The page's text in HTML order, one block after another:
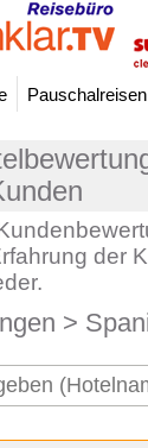
Pauschalreisen
der
>